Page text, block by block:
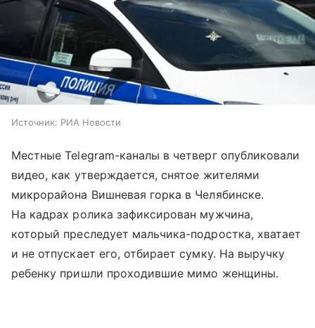
Источник: РИА Новости
Местные Telegram-каналы в четверг опубликовали
видео, как утверждается, снятое жителями
микрорайона Вишневая горка в Челябинске.
На кадрах ролика зафиксирован мужчина,
который преследует мальчика-подростка, хватает
и не отпускает его, отбирает сумку. На выручку
ребенку пришли проходившие мимо женщины.